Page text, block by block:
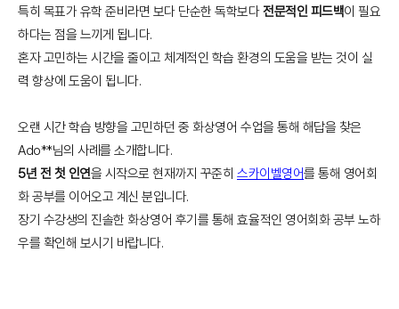
특히 목표가 유학 준비라면 보다 단순한 독학보다전문적인 피드백이 필요
하다는 점을 느끼게 됩니다.
혼자 고민하는 시간을 줄이고 체계적인 학습 환경의 도움을 받는 것이 실
력 향상에 도움이 됩니다.
오랜 시간 학습 방향을 고민하던 중 화상영어 수업을 통해 해답을 찾은
Ado**님의 사례를 소개합니다.
5년 전 첫 인연을 시작으로 현재까지 꾸준히스카이벨영어를 통해 영어회
화 공부를 이어오고 계신 분입니다.
장기 수강생의 진솔한 화상영어 후기를 통해 효율적인 영어회화 공부 노하
우를 확인해 보시기 바랍니다.